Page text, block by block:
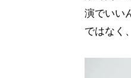
演でいい
ではなく